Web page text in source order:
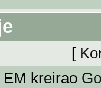
[
EM kreirao